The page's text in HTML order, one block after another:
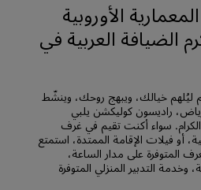
الأوروبية
الضيافة العربية في
خيالك، ويبهج روحك، وينشّط
راديسون كوليكشن يلبي
سواء أكنت تقيم في غرف
أو فيلات الإقامة الممتدة، استمتع
المتوفرة على مدار الساعة،
وخدمة التدبير المنزلي المتوفرة